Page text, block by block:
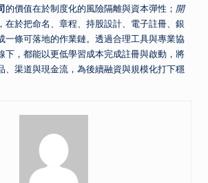
的價值在於制度化的風險隔離與資本彈性； 開
在於把命名、章程、持股設計、電子註冊、銀
一條可落地的作業鏈。透過合理工具與專業協
下，都能以更低學習成本完成註冊與啟動，將
、渠道與現金流，為後續融資與規模化打下穩